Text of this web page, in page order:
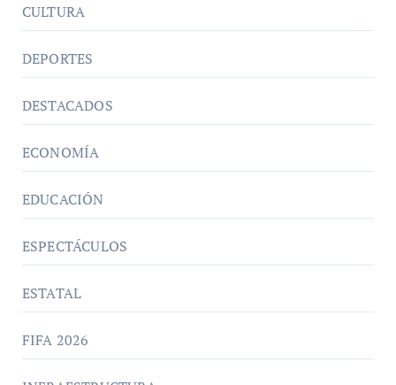
CULTURA
DEPORTES
DESTACADOS
ECONOMÍA
EDUCACIÓN
ESPECTÁCULOS
ESTATAL
FIFA 2026